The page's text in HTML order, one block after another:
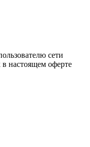
сети
настоящем оферте